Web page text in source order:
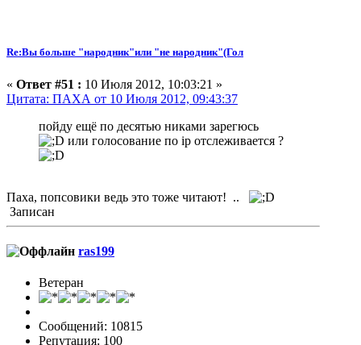
Re:Вы больше "народник"или "не народник"(Гол
« Ответ #51 : 10 Июля 2012, 10:03:21 »
Цитата: ПАХА от 10 Июля 2012, 09:43:37
пойду ещё по десятью никами зарегюсь
или голосование по ip отслеживается ?
Паха, попсовики ведь это тоже читают! ..
Записан
ras199
Ветеран
Сообщений: 10815
Репутация: 100